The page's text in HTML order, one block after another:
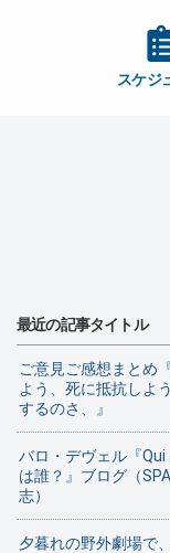
スケジ
最近の記事タイトル
ご意見ご感想まとめ
よう、死に抵抗しよ
するのさ、』
バロ・デヴェル『
は誰？』ブログ（
志）
夕暮れの野外劇場で